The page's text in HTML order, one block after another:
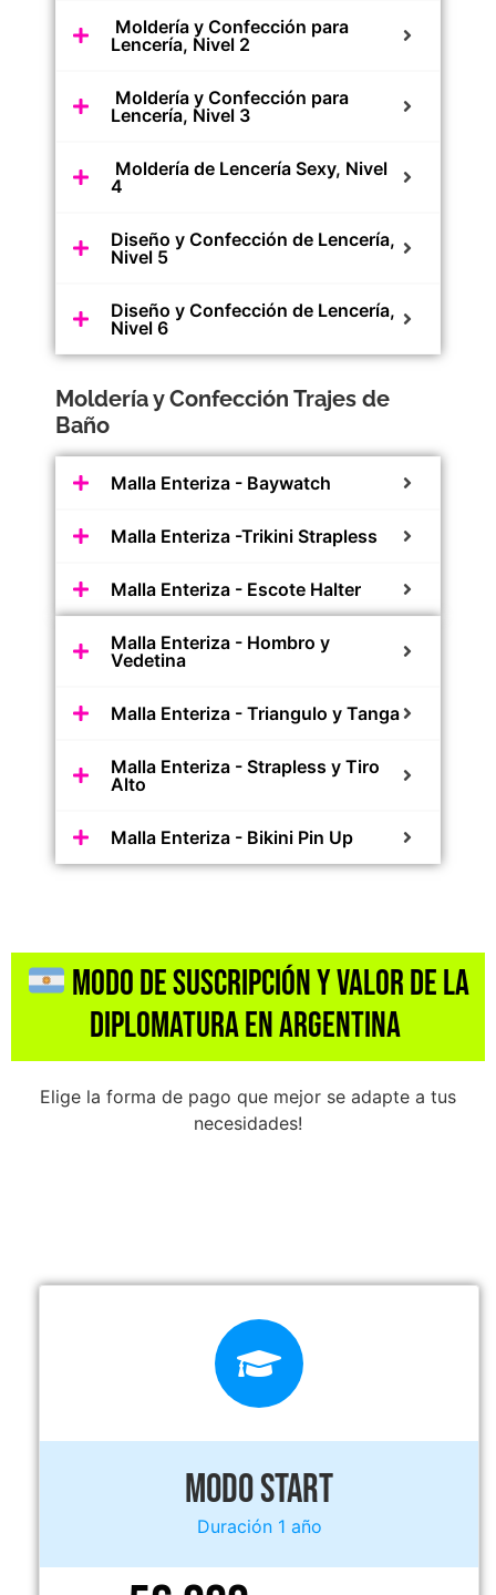
Moldería y Confección para
Lencería, Nivel 2
Moldería y Confección para
Lencería, Nivel 3
Moldería de Lencería Sexy, Nivel
4
Diseño y Confección de Lencería,
Nivel 5
Diseño y Confección de Lencería,
Nivel 6
Moldería y Confección Trajes de
Baño
Malla Enteriza - Baywatch
Malla Enteriza -Trikini Strapless
Malla Enteriza - Escote Halter
Malla Enteriza - Hombro y
Vedetina
Malla Enteriza - Triangulo y Tanga
Malla Enteriza - Strapless y Tiro
Alto
Malla Enteriza - Bikini Pin Up
MODO DE SUSCRIPCIÓN Y Valor de la
DIPLOMATURA en Argentina
Elige la forma de pago que mejor se adapte a tus
necesidades!
MODO START
Duración 1 año